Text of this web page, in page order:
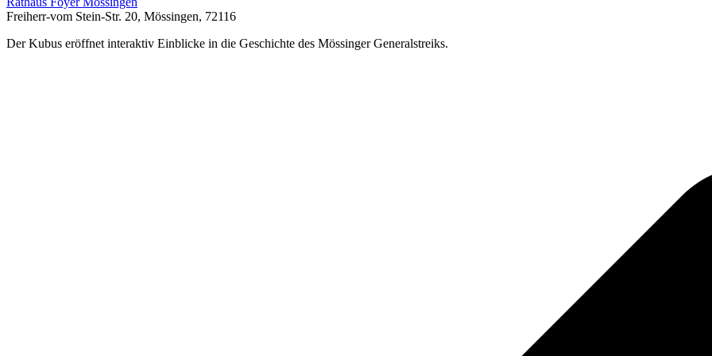
Freiherr-vom Stein-Str. 20, Mössingen, 72116
Der Kubus eröffnet interaktiv Einblicke in die Geschichte des Mössinger Generalstreiks.